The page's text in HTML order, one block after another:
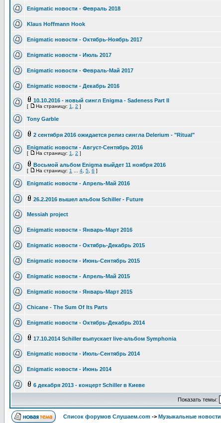
Enigmatic новости - Февраль 2018
Klaus Hoffmann Hook
Enigmatic новости - Октябрь-Ноябрь 2017
Enigmatic новости - Июль 2017
Enigmatic новости - Февраль-Май 2017
Enigmatic новости - Декабрь 2016
10.10.2016 - новый сингл Enigma - Sadeness Part II
[ На страницу: 1 2 ]
Tony Garble
2 сентября 2016 ожидается релиз сингла Delerium - "Ritual"
Enigmatic новости - Август-Сентябрь 2016
[ На страницу: 1 2 ]
Восьмой альбом Enigma выйдет 11 ноября 2016
[ На страницу: 1 4 5 6 ]
Enigmatic новости - Апрель-Май 2016
26.2.2016 вышел альбом Schiller - Future
Messiah project
Enigmatic новости - Январь-Март 2016
Enigmatic новости - Октябрь-Декабрь 2015
Enigmatic новости - Июнь-Сентябрь 2015
Enigmatic новости - Апрель-Май 2015
Enigmatic новости - Январь-Март 2015
Chicane - The Sum Of Its Parts
Enigmatic новости - Октябрь-Декабрь 2014
17.10.2014 Schiller выпускает live-альбом Symphonia
Enigmatic новости - Июль-Сентябрь 2014
Enigmatic новости - Июнь 2014
6 декабря 2013 - концерт Schiller в Киеве
Показать темы:
Список форумов Слушаем.com -> Музыкальные новости